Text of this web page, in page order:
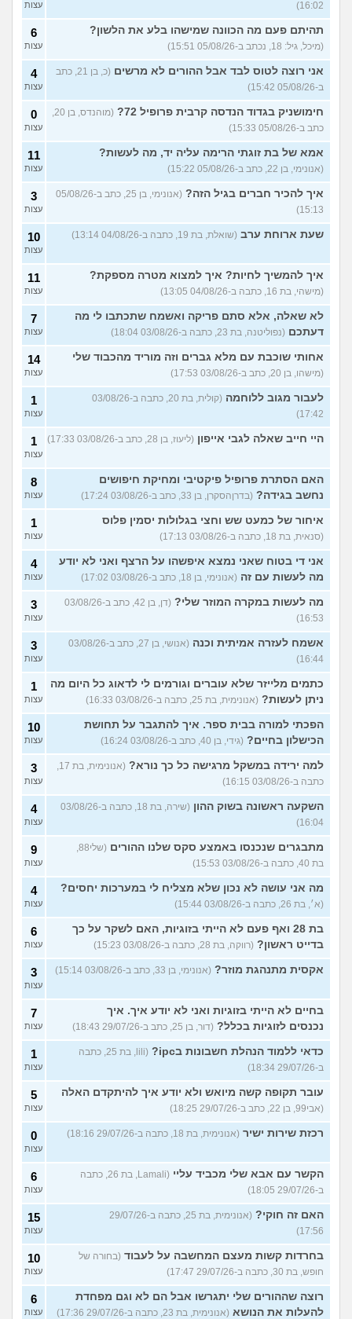
אפשרי לקבל מנ״תית בסירוב
בבאקום?
(ליה, בת 20)
0
עצות
מסלול אופק מודיעין - האם
2
מה לסמן בשאלון העדפות אם
אני לא רוצה קרבי?
1
עוד שאלות חדשות במדור
16:02) עצות
תהיתם פעם מה הכוונה שמישהו בלע את הלשון?
(מיכל, גיל: 18, נכתב ב-05/08/26 15:51)
6
עצות
אני רוצה לטוס לבד אבל ההורים לא מרשים
(כ, בן 21, כתב
ב-05/08/26 15:42)
4
עצות
חימושניק בגדוד הנדסה קרבית פרופיל 72?
(מוהנדס, בן 20,
כתב ב-05/08/26 15:33)
0
עצות
אמא של בת זוגתי הרימה עליה יד, מה לעשות?
(אנונימי, בן 22, כתב ב-05/08/26 15:22)
11
עצות
איך להכיר חברים בגיל הזה?
(אנונימי, בן 25, כתב ב-05/08/26
15:13)
3
עצות
שעת ארוחת ערב (שואלת, בת 19, כתבה ב-04/08/26 13:14) 10
עצות
איך להמשיך לחיות? איך למצוא מטרה מספקת?
(מישהי, בת 16, כתבה ב-04/08/26 13:05)
11
עצות
לא שאלה, אלא סתם פריקה ואשמח שתכתבו לי מה
דעתכם (נפוליטנה, בת 23, כתבה ב-03/08/26 18:04)
7
עצות
אחותי שוכבת עם מלא גברים וזה מוריד מהכבוד שלי
(מישהו, בן 20, כתב ב-03/08/26 17:53)
14
עצות
לעבור מגוב ללוחמה
(קולית, בת 20, כתבה ב-03/08/26
17:42)
1
עצות
היי חייב שאלה לגבי אייפון (ליעוז, בן 28, כתב ב-03/08/26 17:33) 1
עצות
האם הסתרת פרופיל פיקטיבי ומחיקת חיפושים
נחשב בגידה? (בדרןהסקרן, בן 33, כתב ב-03/08/26 17:24)
8
עצות
איחור של כמעט שש וחצי בגלולות יסמין פלוס
(סנאית, בת 18, כתבה ב-03/08/26 17:13)
1
עצות
אני די בטוח שאני נמצא איפשהו על הרצף ואני לא יודע
מה לעשות עם זה (אנונימי, בן 18, כתב ב-03/08/26 17:02)
4
עצות
מה לעשות במקרה המוזר שלי?
(דן, בן 42, כתב ב-03/08/26
16:53)
3
עצות
אשמח לעזרה אמיתית וכנה
(אנושי, בן 27, כתב ב-03/08/26
16:44)
3
עצות
כתמים מלייזר שלא עוברים וגורמים לי לדאוג כל היום מה
ניתן לעשות? (אנונימית, בת 25, כתבה ב-03/08/26 16:33)
1
עצות
הפכתי למורה בבית ספר. איך להתגבר על תחושת
הכישלון בחיים? (גידי, בן 40, כתב ב-03/08/26 16:24)
10
עצות
למה ירידה במשקל מרגישה כל כך נורא?
(אנונימית, בת 17,
כתבה ב-03/08/26 16:15)
3
עצות
השקעה ראשונה בשוק ההון
(שירה, בת 18, כתבה ב-03/08/26
16:04)
4
עצות
מתבגרים שנכנסו באמצע סקס שלנו ההורים
(שלי88,
בת 40, כתבה ב-03/08/26 15:53)
9
עצות
מה אני עושה לא נכון שלא מצליח לי במערכות יחסים?
(א׳, בת 26, כתבה ב-03/08/26 15:44)
4
עצות
בת 28 ואף פעם לא הייתי בזוגיות, האם לשקר על כך
בדייט ראשון? (רווקה, בת 28, כתבה ב-03/08/26 15:23)
6
עצות
אקסית מתנהגת מוזר? (אנונימי, בן 33, כתב ב-03/08/26 15:14) 3
עצות
בחיים לא הייתי בזוגיות ואני לא יודע איך. איך
נכנסים לזוגיות בכלל? (דור, בן 25, כתב ב-29/07/26 18:43)
7
עצות
כדאי ללמוד הנהלת חשבונות בipc?
(lili, בת 25, כתבה
ב-29/07/26 18:34)
1
עצות
עובר תקופה קשה מיואש ולא יודע איך להיתקדם האלה
(אבי99, בן 22, כתב ב-29/07/26 18:25)
5
עצות
רכזת שירות ישיר (אנונימית, בת 18, כתבה ב-29/07/26 18:16) 0
עצות
הקשר עם אבא שלי מכביד עליי
(Lamali, בת 26, כתבה
ב-29/07/26 18:05)
6
עצות
האם זה חוקי?
(אנונימית, בת 25, כתבה ב-29/07/26
17:56)
15
עצות
בחרדות קשות מעצם המחשבה על לעבוד (בחורה של
חופש, בת 30, כתבה ב-29/07/26 17:47)
10
עצות
רוצה שההורים שלי יתגרשו אבל הם לא וגם מפחדת
להעלות את הנושא (אנונימית, בת 23, כתבה ב-29/07/26 17:36)
6
עצות